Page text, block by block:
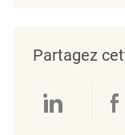
Partagez